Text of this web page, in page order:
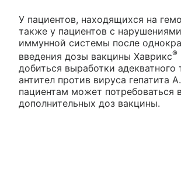
У пациентов, находящихся на
также у пациентов с
иммунной системы после
введения дозы вакцины Хаврикс®
добиться выработки адекватного
антител против вируса гепатита
пациентам может потребоваться
дополнительных доз вакцины.